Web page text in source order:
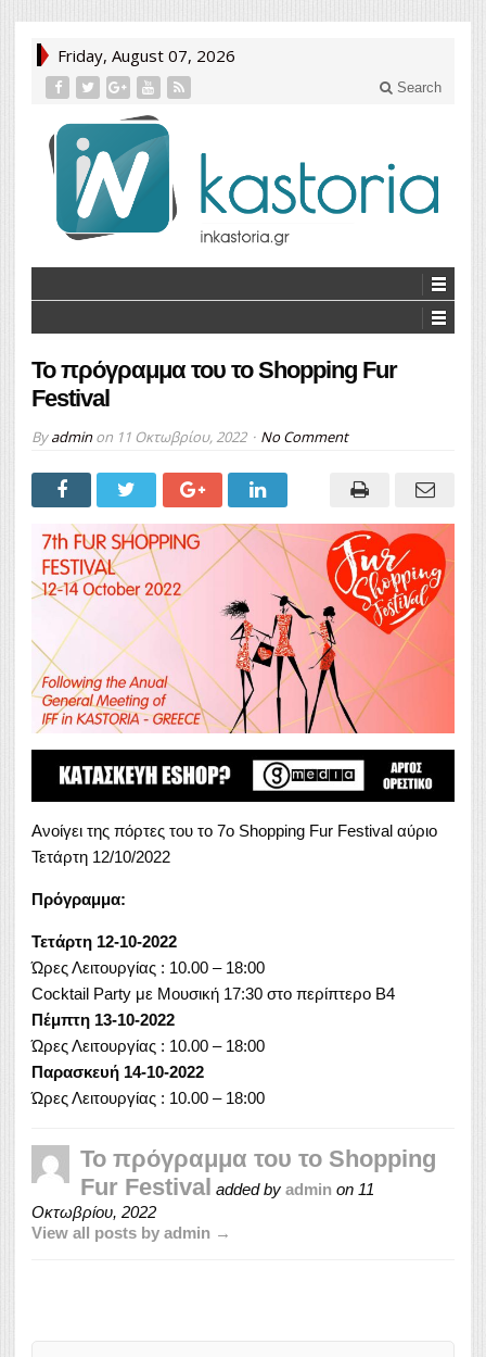
Friday, August 07, 2026
Search
Το πρόγραμμα του το Shopping Fur
Festival
Byadminon 11 Οκτωβρίου, 2022 No Comment
Ανοίγει της πόρτες του το 7ο Shopping Fur Festival αύριο
Τετάρτη 12/10/2022
Πρόγραμμα:
Τετάρτη 12-10-2022
Ώρες Λειτουργίας : 10.00 – 18:00
Cocktail Party με Μουσική 17:30 στο περίπτερο Β4
Πέμπτη 13-10-2022
Ώρες Λειτουργίας : 10.00 – 18:00
Παρασκευή 14-10-2022
Ώρες Λειτουργίας : 10.00 – 18:00
Το πρόγραμμα του το Shopping
Fur Festival added by admin on 11
Οκτωβρίου, 2022
View all posts by admin →